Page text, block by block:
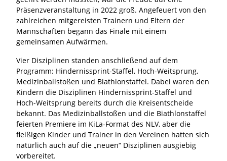
Präsenzveranstaltung in 2022 groß. Angefeuert von den
zahlreichen mitgereisten Trainern und Eltern der
Mannschaften begann das Finale mit einem
gemeinsamen Aufwärmen.
Vier Disziplinen standen anschließend auf dem
Programm: Hindernissprint-Staffel, Hoch-Weitsprung,
Medizinballstoßen und Biathlonstaffel. Dabei waren den
Kindern die Disziplinen Hindernissprint-Staffel und
Hoch-Weitsprung bereits durch die Kreisentscheide
bekannt. Das Medizinballstoßen und die Biathlonstaffel
feierten Premiere im KiLa-Format des NLV, aber die
fleißigen Kinder und Trainer in den Vereinen hatten sich
natürlich auch auf die „neuen“ Disziplinen ausgiebig
vorbereitet.